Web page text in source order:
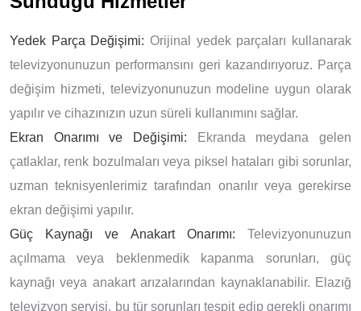
Yedek Parça Değişimi: Orijinal yedek parçaları kullanarak
televizyonunuzun performansını geri kazandırıyoruz. Parça
değişim hizmeti, televizyonunuzun modeline uygun olarak
yapılır ve cihazınızın uzun süreli kullanımını sağlar.
Ekran Onarımı ve Değişimi: Ekranda meydana gelen
çatlaklar, renk bozulmaları veya piksel hataları gibi sorunlar,
uzman teknisyenlerimiz tarafından onarılır veya gerekirse
ekran değişimi yapılır.
Güç Kaynağı ve Anakart Onarımı: Televizyonunuzun
açılmama veya beklenmedik kapanma sorunları, güç
kaynağı veya anakart arızalarından kaynaklanabilir. Elazığ
televizyon servisi, bu tür sorunları tespit edip gerekli onarımı